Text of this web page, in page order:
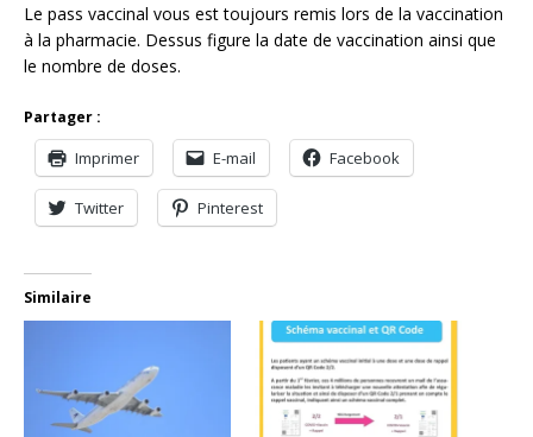
Le pass vaccinal vous est toujours remis lors de la vaccination
à la pharmacie. Dessus figure la date de vaccination ainsi que
le nombre de doses.
Partager :
Imprimer E-mail Facebook
Twitter Pinterest
Similaire